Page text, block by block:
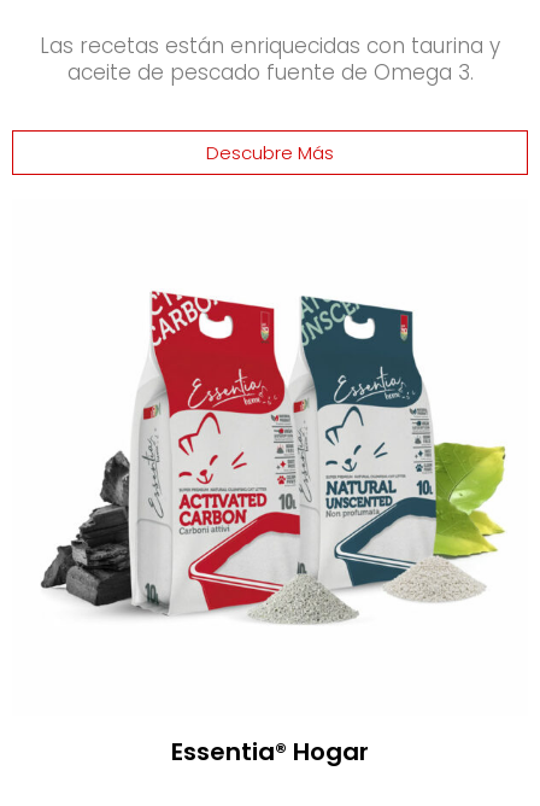
Las recetas están enriquecidas con taurina y
aceite de pescado fuente de Omega 3.
Descubre Más
Essentia® Hogar